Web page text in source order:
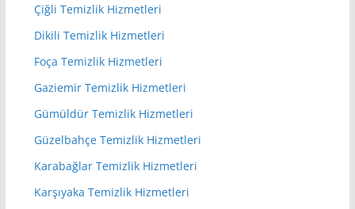
Çiğli Temizlik Hizmetleri
Dikili Temizlik Hizmetleri
Foça Temizlik Hizmetleri
Gaziemir Temizlik Hizmetleri
Gümüldür Temizlik Hizmetleri
Güzelbahçe Temizlik Hizmetleri
Karabağlar Temizlik Hizmetleri
Karşıyaka Temizlik Hizmetleri